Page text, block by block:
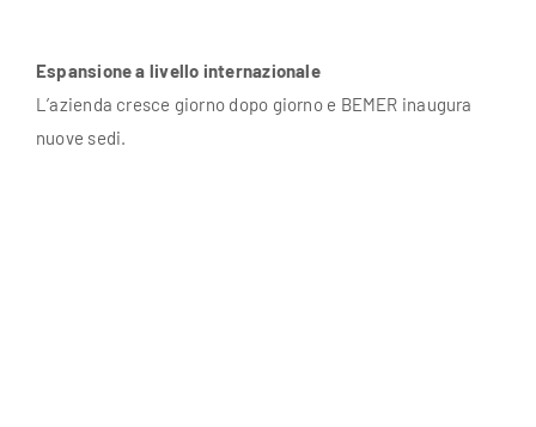
Espansione a livello internazionale
L’azienda cresce giorno dopo giorno e BEMER inaugura
nuove sedi.